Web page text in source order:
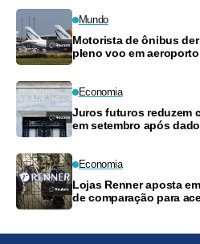
Mundo
Motorista de ônibus
pleno voo em
Economia
Juros futuros reduzem
em setembro após
Economia
Lojas Renner aposta
de comparação para